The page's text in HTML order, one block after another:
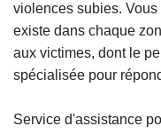
violences subies.
existe dans chaque
aux victimes, dont le
spécialisée pour
Service d'assistance